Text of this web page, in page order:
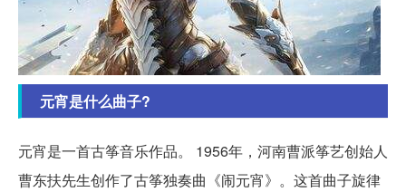
元宵是什么曲子?
元宵是一首古筝音乐作品。 1956年，河南曹派筝艺创始人
曹东扶先生创作了古筝独奏曲《闹元宵》。这首曲子旋律